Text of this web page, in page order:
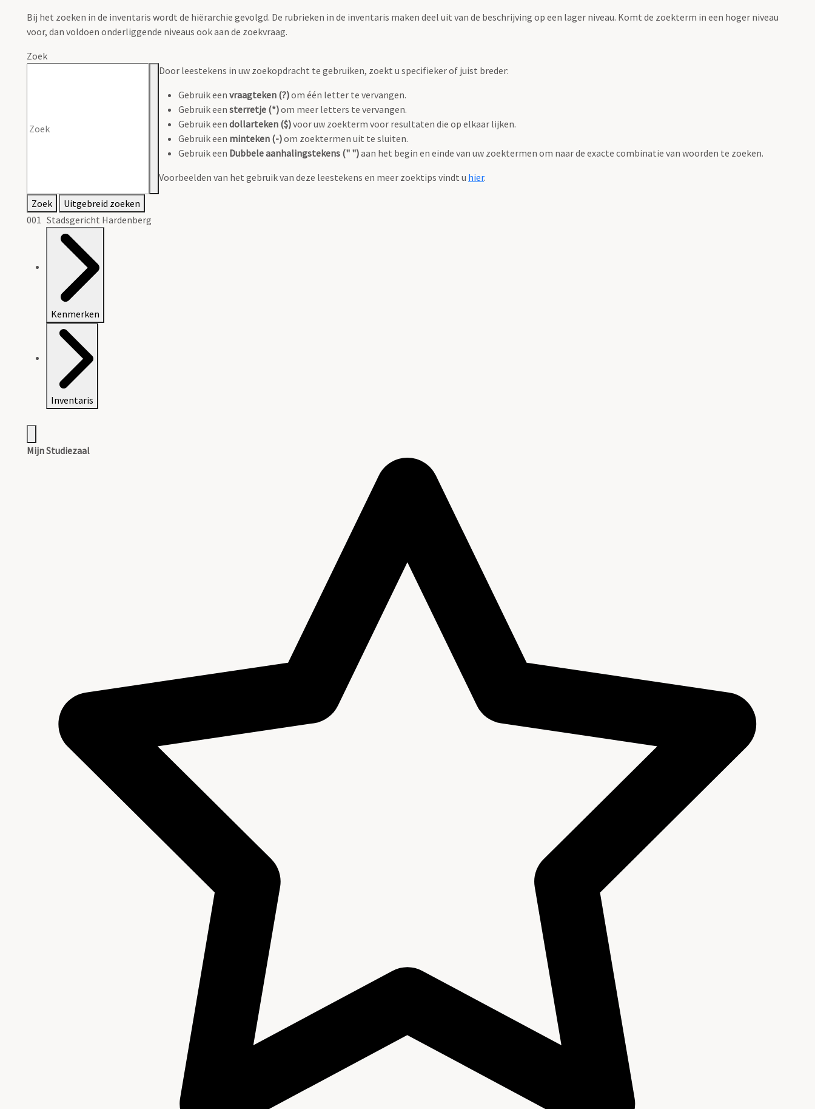
Bij het zoeken in de inventaris wordt de hiërarchie gevolgd. De rubrieken in de inventaris maken deel uit van de beschrijving op een lager niveau. Komt de zoekterm in een hoger niveau
voor, dan voldoen onderliggende niveaus ook aan de zoekvraag.
Zoek
Door leestekens in uw zoekopdracht te gebruiken, zoekt u specifieker of juist breder:
Gebruik een vraagteken (?)om één letter te vervangen.
Gebruik een sterretje (*)om meer letters te vervangen.
Gebruik een dollarteken ($)voor uw zoekterm voor resultaten die op elkaar lijken.
Gebruik een minteken (-)om zoektermen uit te sluiten.
Gebruik een Dubbele aanhalingstekens (" ")aan het begin en einde van uw zoektermen om naar de exacte combinatie van woorden te zoeken.
Voorbeelden van het gebruik van deze leestekens en meer zoektips vindt u hier.
Zoek
Uitgebreid zoeken
001 Stadsgericht Hardenberg
Kenmerken
Inventaris
Mijn Studiezaal